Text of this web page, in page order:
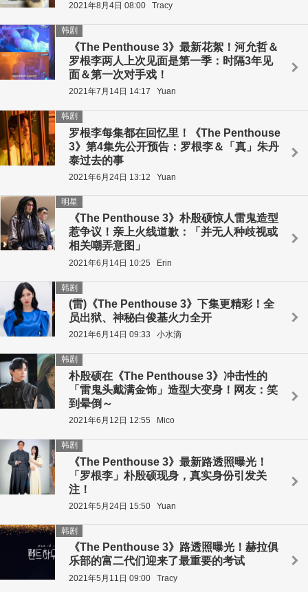
2021年8月4日 08:00 Tracy
《The Penthouse 3》最新花絮！河允哲＆
罗根李两人上次见面是第一季：时隔3年见
面＆第一次对手戏！
韩剧
2021年7月14日 14:17 Yuan
罗根李每集都在回忆里！《The Penthouse
3》第4集先公开预告：罗根李＆「真」朱丹
泰过去的事
韩剧
2021年6月24日 13:12 Yuan
《The Penthouse 3》朴殷硕惊人雷鬼造型
惹争议！亲上火线道歉：「并无人种歧视或
相关嘲弄意图」
明星
2021年6月14日 10:25 Erin
(雷)《The Penthouse 3》下集更精彩！全
员出狱、神秘白俊基火力全开
韩剧
2021年6月14日 09:33 小水滴
朴殷硕在《The Penthouse 3》冲击性的
「雷鬼头戴满金饰」造型大变身！网友：笑
到晕倒～
韩剧
2021年6月12日 12:55 Mico
《The Penthouse 3》最新路透照曝光！
「罗根李」朴殷硕现身，真实身份引发关
注！
韩剧
2021年5月24日 15:50 Yuan
《The Penthouse 3》路透照曝光！赫拉俱
乐部的富二代们迎来了最重要的考试
韩剧
2021年5月11日 09:00 Tracy